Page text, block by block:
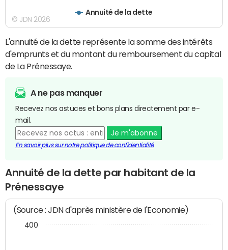
Annuité de la dette
© JDN 2026
L'annuité de la dette représente la somme des intérêts
d'emprunts et du montant du remboursement du capital
de La Prénessaye.
A ne pas manquer
Recevez nos astuces et bons plans directement par e-
mail.
Je m'abonne
En savoir plus sur notre politique de confidentialité
Annuité de la dette par habitant de la
Prénessaye
(Source : JDN d'après ministère de l'Economie)
400